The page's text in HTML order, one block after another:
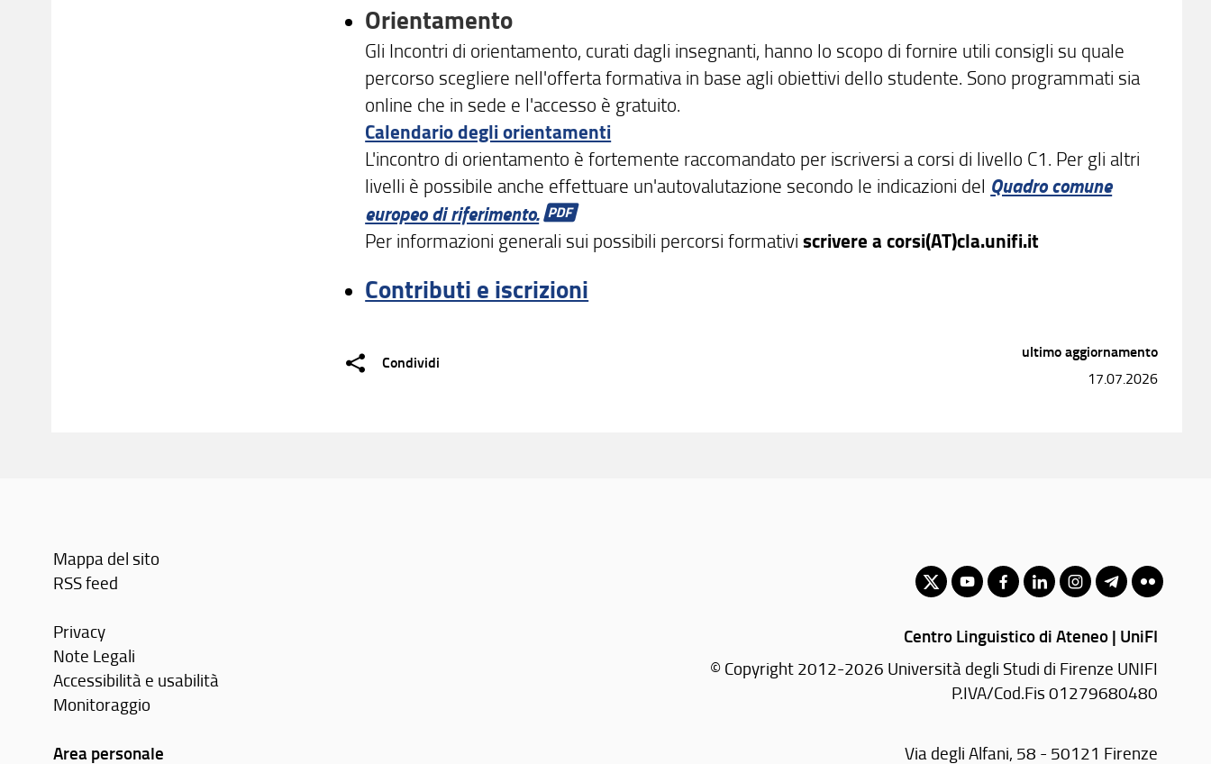
Orientamento
Gli Incontri di orientamento, curati dagli insegnanti, hanno lo scopo di fornire utili consigli su quale
percorso scegliere nell'offerta formativa in base agli obiettivi dello studente. Sono programmati sia
online che in sede e l'accesso è gratuito.
Calendario degli orientamenti
L'incontro di orientamento è fortemente raccomandato per iscriversi a corsi di livello C1. Per gli altri
livelli è possibile anche effettuare un'autovalutazione secondo le indicazioni del Quadro comune
europeo di riferimento.
Per informazioni generali sui possibili percorsi formativiscrivere a corsi(AT)cla.unifi.it
Contributi e iscrizioni
Condividi
ultimo aggiornamento
17.07.2026
Mappa del sito
RSS feed
Privacy
Note Legali
Accessibilità e usabilità
Monitoraggio
Area personale
Centro Linguistico di Ateneo | UniFI
© Copyright 2012-2026 Università degli Studi di Firenze UNIFI
P.IVA/Cod.Fis 01279680480
Via degli Alfani, 58 - 50121 Firenze